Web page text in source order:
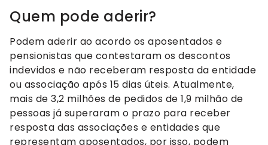
Quem pode aderir?
Podem aderir ao acordo os aposentados e
pensionistas que contestaram os descontos
indevidos e não receberam resposta da entidade
ou associação após 15 dias úteis. Atualmente,
mais de 3,2 milhões de pedidos de 1,9 milhão de
pessoas já superaram o prazo para receber
resposta das associações e entidades que
representam aposentados, por isso, podem